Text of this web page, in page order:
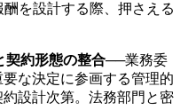
を設計する際、押さえる
約形態の整合──業務委
な決定に参画する管理的
設計次第。法務部門と密